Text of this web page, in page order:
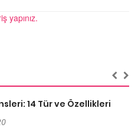
yapınız.
14 Tür ve Özellikleri